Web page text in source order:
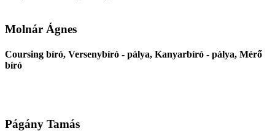
Molnár Ágnes
Coursing bíró, Versenybíró - pálya, Kanyarbíró - pálya, Mérő
bíró
Págány Tamás